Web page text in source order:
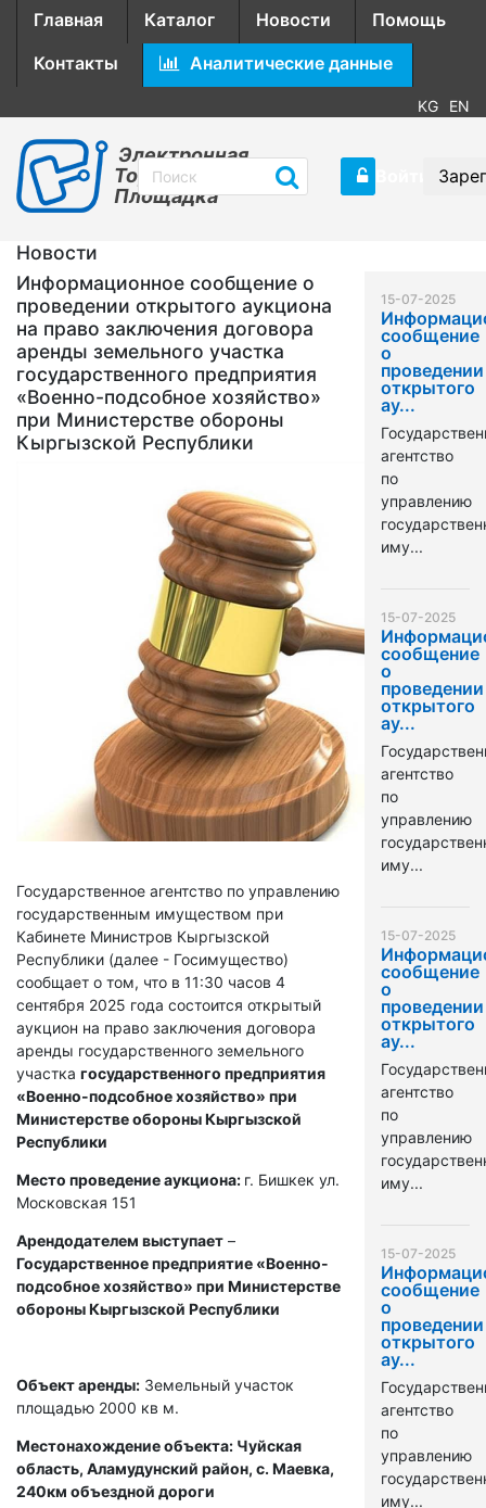
Главная Каталог Новости
Помощь
Контакты
Аналитические данные
KG EN
Электронная
Торговая
Площадка
Новости
Информационное сообщение о
проведении открытого аукциона
на право заключения договора
аренды земельного участка
государственного предприятия
«Военно-подсобное хозяйство»
при Министерстве обороны
Кыргызской Республики
Государственное агентство по управлению
государственным имуществом при
Кабинете Министров Кыргызской
Республики (далее - Госимущество)
сообщает о том, что в 11:30 часов 4
сентября 2025 года состоится открытый
аукцион на право заключения договора
аренды государственного земельного
участка государственного предприятия
«Военно-подсобное хозяйство» при
Министерстве обороны Кыргызской
Республики
Место проведение аукциона: г. Бишкек ул.
Московская 151
Арендодателем выступает –
Государственное предприятие «Военно-
подсобное хозяйство» при Министерстве
обороны Кыргызской Республики
Объект аренды: Земельный участок
площадью 2000 кв м.
Местонахождение объекта: Чуйская
область, Аламудунский район, с. Маевка,
240км объездной дороги
15-07-2025
сообщение
о
проведении
открытого
ау...
агентство
по
управлению
иму...
15-07-2025
сообщение
о
проведении
открытого
ау...
агентство
по
управлению
иму...
15-07-2025
сообщение
о
проведении
открытого
ау...
агентство
по
управлению
иму...
15-07-2025
сообщение
о
проведении
открытого
ау...
агентство
по
управлению
иму...